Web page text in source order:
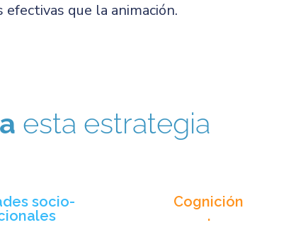
que la animación.
esta estrategia
socio-
Cognición
.